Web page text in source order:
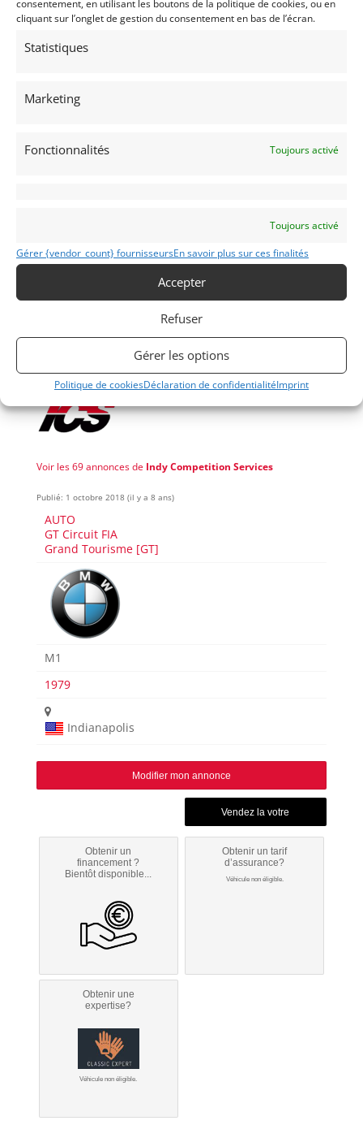
consentement, en utilisant les boutons de la politique de cookies, ou en
cliquant sur l’onglet de gestion du consentement en bas de l’écran.
Statistiques
Marketing
Fonctionnalités Toujours activé
Toujours activé
Gérer {vendor_count} fournisseursEn savoir plus sur ces finalités
Accepter
Refuser
Gérer les options
Politique de cookiesDéclaration de confidentialitéImprint
Passeport ASN Numéro
Extrait
Passeport Technique
Passeport technique
Voir les 69 annonces de Indy Competition Services
Publié: 1 octobre 2018 (il y a 8 ans)
AUTO
GT Circuit FIA
Grand Tourisme [GT]
M1
1979
Indianapolis
Modifier mon annonce
Obtenir un
financement ?
Bientôt disponible...
Obtenir un tarif
d’assurance?
Véhicule non éligible.
Obtenir une
expertise?
Véhicule non éligible.